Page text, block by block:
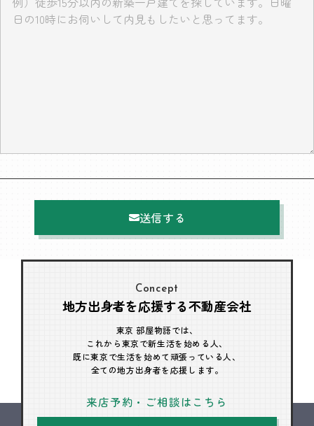
送信する
Concept
地方出身者を応援する不動産会社
東京 部屋物語では、
これから東京で新生活を始める人、
既に東京で生活を始めて頑張っている人、
全ての地方出身者を応援します。
来店予約・ご相談はこちら